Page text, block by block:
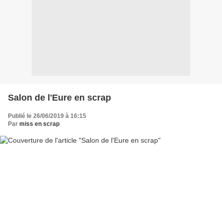
Salon de l'Eure en scrap
Publié le 26/06/2019 à 16:15
Par miss en scrap